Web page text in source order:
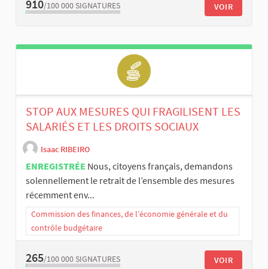
910/100 000 SIGNATURES VOIR
STOP AUX MESURES QUI FRAGILISENT LES
SALARIÉS ET LES DROITS SOCIAUX
Isaac RIBEIRO
ENREGISTRÉE Nous, citoyens français, demandons
solennellement le retrait de l’ensemble des mesures
récemment env...
Commission des finances, de l’économie générale et du
contrôle budgétaire
265/100 000 SIGNATURES VOIR